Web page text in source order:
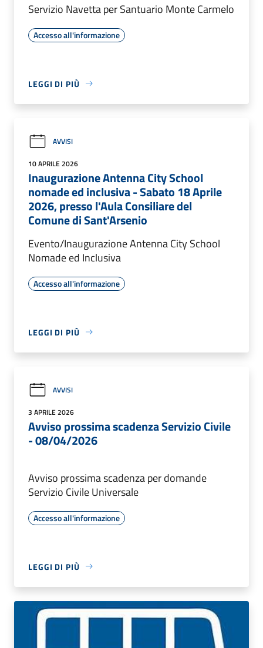
Servizio Navetta per Santuario Monte Carmelo
Accesso all'informazione
LEGGI DI PIÙ
AVVISI
10 APRILE 2026
Inaugurazione Antenna City School
nomade ed inclusiva - Sabato 18 Aprile
2026, presso l'Aula Consiliare del
Comune di Sant'Arsenio
Evento/Inaugurazione Antenna City School
Nomade ed Inclusiva
Accesso all'informazione
LEGGI DI PIÙ
AVVISI
3 APRILE 2026
Avviso prossima scadenza Servizio Civile
- 08/04/2026
Avviso prossima scadenza per domande
Servizio Civile Universale
Accesso all'informazione
LEGGI DI PIÙ